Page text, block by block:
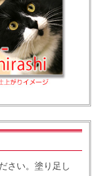
さい。塗り足し